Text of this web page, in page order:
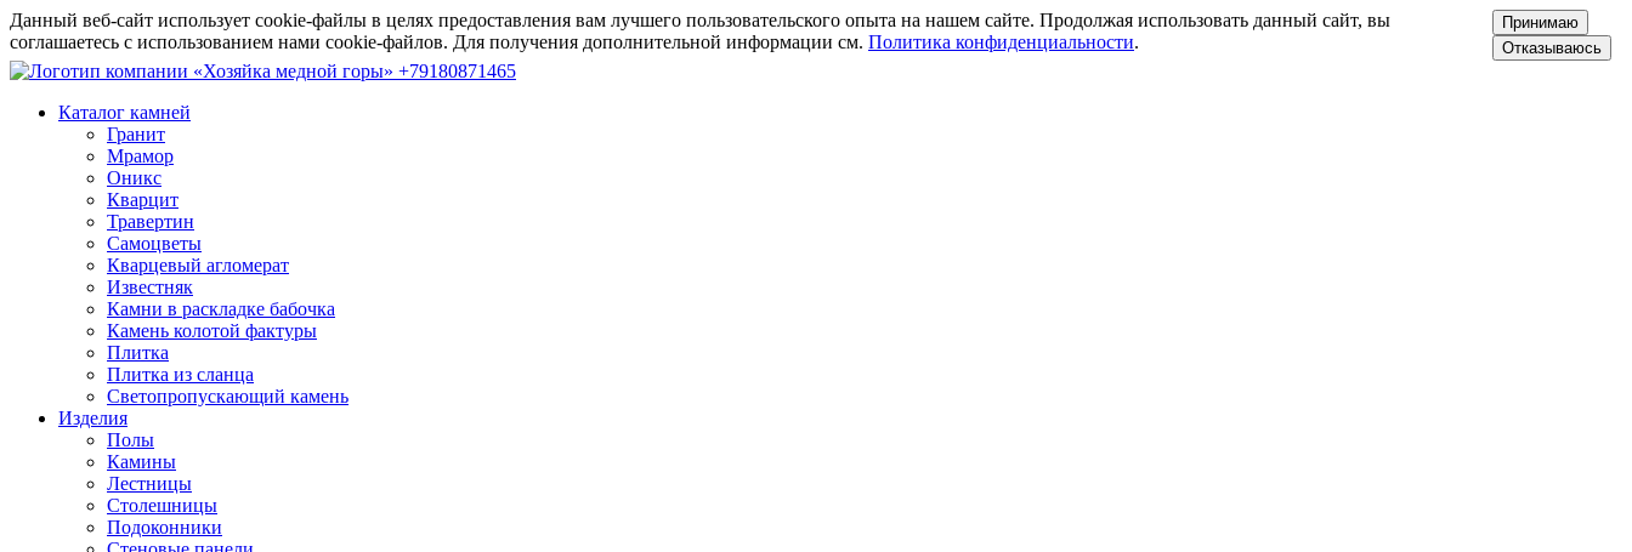
Данный веб-сайт использует cookie-файлы в целях предоставления вам лучшего пользовательского опыта на нашем сайте. Продолжая использовать данный сайт, вы
соглашаетесь с использованием нами cookie-файлов. Для получения дополнительной информации см. Политика конфиденциальности.
Принимаю
Отказываюсь
+79180871465
Каталог камней
Гранит
Мрамор
Оникс
Кварцит
Травертин
Самоцветы
Кварцевый агломерат
Известняк
Камни в раскладке бабочка
Камень колотой фактуры
Плитка
Плитка из сланца
Светопропускающий камень
Изделия
Полы
Камины
Лестницы
Столешницы
Подоконники